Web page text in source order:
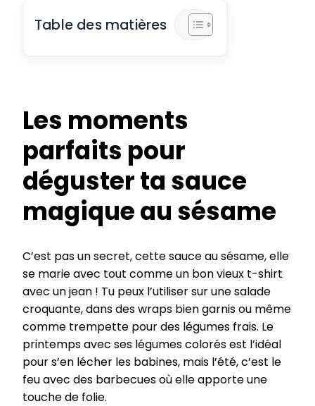
Table des matières
Les moments
parfaits pour
déguster ta sauce
magique au sésame
C’est pas un secret, cette sauce au sésame, elle
se marie avec tout comme un bon vieux t-shirt
avec un jean ! Tu peux l’utiliser sur une salade
croquante, dans des wraps bien garnis ou même
comme trempette pour des légumes frais. Le
printemps avec ses légumes colorés est l’idéal
pour s’en lécher les babines, mais l’été, c’est le
feu avec des barbecues où elle apporte une
touche de folie.